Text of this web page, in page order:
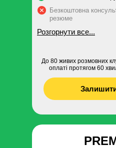
Безкоштовна
резюме
До 80 живих розмовних
оплаті протягом 60
Розгорнути все...